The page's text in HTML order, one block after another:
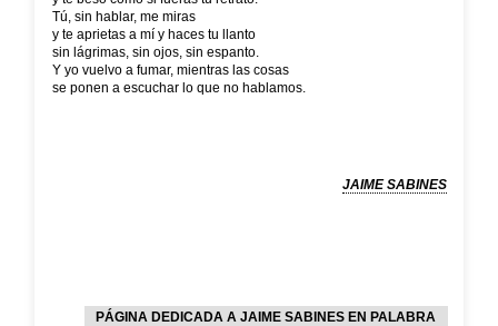
Tú, sin hablar, me miras
y te aprietas a mí y haces tu llanto
sin lágrimas, sin ojos, sin espanto.
Y yo vuelvo a fumar, mientras las cosas
se ponen a escuchar lo que no hablamos.
JAIME SABINES
PÁGINA DEDICADA A JAIME SABINES EN PALABRA